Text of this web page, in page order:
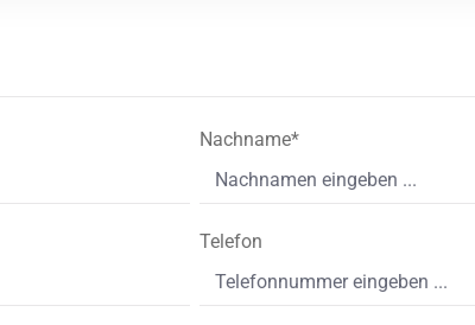
Nachname*
Telefon